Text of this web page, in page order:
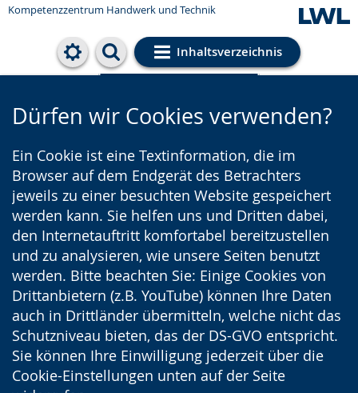
Kompetenzzentrum Handwerk und Technik
Inhaltsverzeichnis
Cookie-Einstellungen
Dürfen wir Cookies verwenden?
Ein Cookie ist eine Textinformation, die im
Browser auf dem Endgerät des Betrachters
jeweils zu einer besuchten Website gespeichert
werden kann. Sie helfen uns und Dritten dabei,
den Internetauftritt komfortabel bereitzustellen
und zu analysieren, wie unsere Seiten benutzt
werden. Bitte beachten Sie: Einige Cookies von
Drittanbietern (z.B. YouTube) können Ihre Daten
auch in Drittländer übermitteln, welche nicht das
Schutzniveau bieten, das der DS-GVO entspricht.
Sie können Ihre Einwilligung jederzeit über die
Cookie-Einstellungen unten auf der Seite